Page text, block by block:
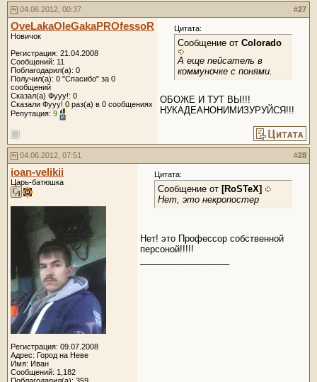
04.06.2012, 00:37 #27
OveLakaOleGakaPROfessoR
Новичок
Регистрация: 21.04.2008
Сообщений: 11
Поблагодарил(а): 0
Получил(а): 0 "Спасибо" за 0
сообщений
Сказал(а) Фууу!: 0
Сказали Фууу! 0 раз(а) в 0 сообщениях
Репутация: 9
Цитата:
Сообщение от Colorado
А еще пейсатель в
коммуночке с понями.
ОБОЖЕ И ТУТ ВЫ!!!
НУКАДЕАНОНИМИЗУРУЙСЯ!!!
04.06.2012, 07:51 #28
ioan-velikii
Царь-батюшка
Регистрация: 09.07.2008
Адрес: Город на Неве
Имя: Иван
Сообщений: 1,182
Цитата:
Сообщение от [RoSTeX]
Нет, это некропостер
Нет! это Профессор собственной
персоной!!!!!